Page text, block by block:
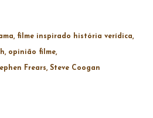
filme inspirado história verídica
opinião filme
Frears Steve Coogan